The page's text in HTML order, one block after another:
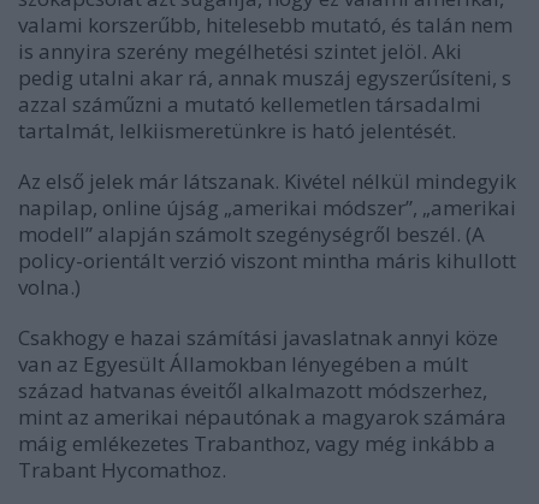
valami korszerűbb, hitelesebb mutató, és talán nem
is annyira szerény megélhetési szintet jelöl. Aki
pedig utalni akar rá, annak muszáj egyszerűsíteni, s
azzal száműzni a mutató kellemetlen társadalmi
tartalmát, lelkiismeretünkre is ható jelentését.
Az első jelek már látszanak. Kivétel nélkül mindegyik
napilap, online újság „amerikai módszer”, „amerikai
modell” alapján számolt szegénységről beszél. (A
policy-orientált verzió viszont mintha máris kihullott
volna.)
Csakhogy e hazai számítási javaslatnak annyi köze
van az Egyesült Államokban lényegében a múlt
század hatvanas éveitől alkalmazott módszerhez,
mint az amerikai népautónak a magyarok számára
máig emlékezetes Trabanthoz, vagy még inkább a
Trabant Hycomathoz.